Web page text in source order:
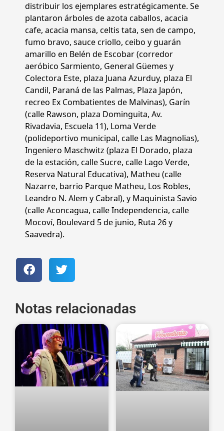
distribuir los ejemplares estratégicamente. Se
plantaron árboles de azota caballos, acacia
cafe, acacia mansa, celtis tata, sen de campo,
fumo bravo, sauce criollo, ceibo y guarán
amarillo en Belén de Escobar (corredor
aeróbico Sarmiento, General Güemes y
Colectora Este, plaza Juana Azurduy, plaza El
Candil, Paraná de las Palmas, Plaza Japón,
recreo Ex Combatientes de Malvinas), Garín
(calle Rawson, plaza Dominguita, Av.
Rivadavia, Escuela 11), Loma Verde
(polideportivo municipal, calle Las Magnolias),
Ingeniero Maschwitz (plaza El Dorado, plaza
de la estación, calle Sucre, calle Lago Verde,
Reserva Natural Educativa), Matheu (calle
Nazarre, barrio Parque Matheu, Los Robles,
Leandro N. Alem y Cabral), y Maquinista Savio
(calle Aconcagua, calle Independencia, calle
Mocoví, Boulevard 5 de junio, Ruta 26 y
Saavedra).
Notas relacionadas